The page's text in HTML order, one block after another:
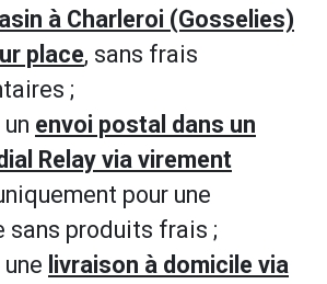
à Charleroi (Gosselies)
place, sans frais
;
envoi postal dans un
Relay via virement
pour une
sans produits frais ;
livraison à domicile via